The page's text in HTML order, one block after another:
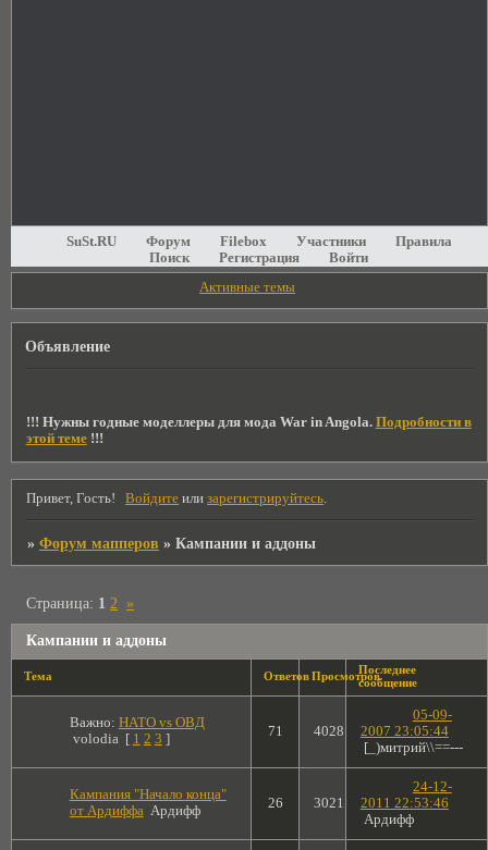
SuSt.RU Форум Filebox Участники
Правила
Поиск
Регистрация
Войти
Активные темы
Объявление
!!! Нужны годные моделлеры для мода War in Angola. Подробности в
этой теме!!!
Привет, Гость! Войдите илизарегистрируйтесь.
»Форум мапперов »Кампании и аддоны
Кампании и аддоны
Страница: 1 2 »
Тема Ответов ПросмотровПоследнее
сообщение
Важно: НАТО vs ОВД
volodia [ 1 2 3 ] 71 4028
05-09-
2007 23:05:44
[_)митрий\\==---
Кампания "Начало конца"
от Ардиффа Ардифф 26 3021
24-12-
2011 22:53:46
Ардифф